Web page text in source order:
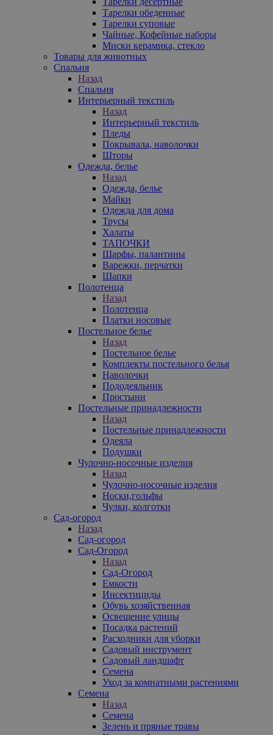
Тарелки обеденные
Тарелки суповые
Чайные, Кофейные наборы
Миски керамика, стекло
Товары для животных
Спальня
Назад
Спальня
Интерьерный текстиль
Назад
Интерьерный текстиль
Пледы
Покрывала, наволочки
Шторы
Одежда, белье
Назад
Одежда, белье
Майки
Одежда для дома
Трусы
Халаты
ТАПОЧКИ
Шарфы, палантины
Варежки, перчатки
Шапки
Полотенца
Назад
Полотенца
Платки носовые
Постельное белье
Назад
Постельное белье
Комплекты постельного белья
Наволочки
Пододеяльник
Простыни
Постельные принадлежности
Назад
Постельные принадлежности
Одеяла
Подушки
Чулочно-носочные изделия
Назад
Чулочно-носочные изделия
Носки,гольфы
Чулки, колготки
Сад-огород
Назад
Сад-огород
Сад-Огород
Назад
Сад-Огород
Емкости
Инсектициды
Обувь хозяйственная
Освещение улицы
Посадка растений
Расходники для уборки
Садовый инструмент
Садовый ландшафт
Семена
Уход за комнатными растениями
Семена
Назад
Семена
Зелень и пряные травы